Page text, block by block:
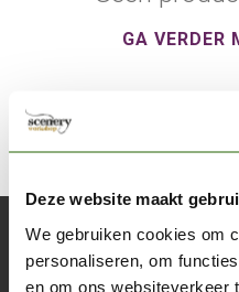
Deze website maakt
We gebruiken cookies om
personaliseren, om
en om ons websiteverkeer
GA VERDER
Abonneer je
Blijf op de hoogte